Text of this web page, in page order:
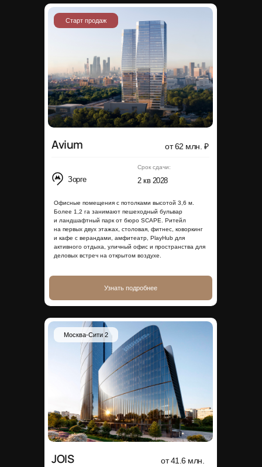
от 41.6 млн.
JOIS
Москва-Сити 2
Срок сдачи:
Офисные помещения с потолками высотой 3,6 м.
Более 1,2 га занимают пешеходный бульвар
и ландшафтный парк от бюро SCAPE. Ритейл
на первых двух этажах, столовая, фитнес, коворкинг
и кафе с верандами, амфитеатр, PlayHub для
активного отдыха, уличный офис и пространства для
деловых встреч на открытом воздухе.
от 62 млн. ₽
2 кв 2028
Зорге
Avium
Узнать подробнее
Старт продаж